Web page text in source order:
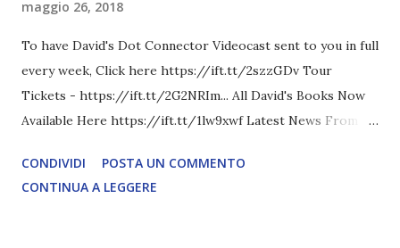
maggio 26, 2018
To have David's Dot Connector Videocast sent to you in full
every week, Click here https://ift.tt/2szzGDv Tour
Tickets - https://ift.tt/2G2NRIm... All David's Books Now
Available Here https://ift.tt/1lw9xwf Latest News From
COMPLETO - fonte
CONDIVIDI
POSTA UN COMMENTO
CONTINUA A LEGGERE